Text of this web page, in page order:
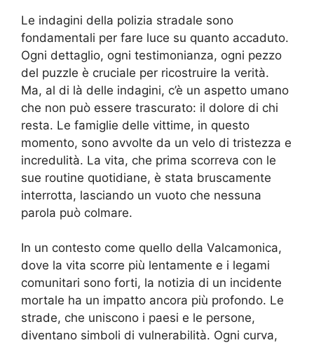
Le indagini della polizia stradale sono
fondamentali per fare luce su quanto accaduto.
Ogni dettaglio, ogni testimonianza, ogni pezzo
del puzzle è cruciale per ricostruire la verità.
Ma, al di là delle indagini, c’è un aspetto umano
che non può essere trascurato: il dolore di chi
resta. Le famiglie delle vittime, in questo
momento, sono avvolte da un velo di tristezza e
incredulità. La vita, che prima scorreva con le
sue routine quotidiane, è stata bruscamente
interrotta, lasciando un vuoto che nessuna
parola può colmare.
In un contesto come quello della Valcamonica,
dove la vita scorre più lentamente e i legami
comunitari sono forti, la notizia di un incidente
mortale ha un impatto ancora più profondo. Le
strade, che uniscono i paesi e le persone,
diventano simboli di vulnerabilità. Ogni curva,